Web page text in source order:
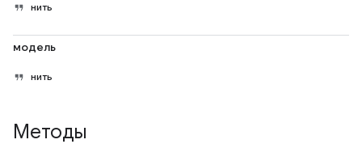
нить
модель
нить
Методы